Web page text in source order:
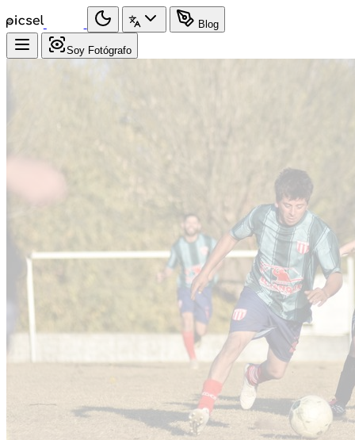
Blog
Soy Fotógrafo